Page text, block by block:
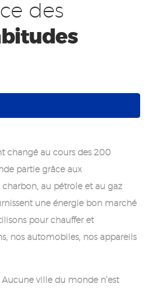
des
changé au cours des 200
partie grâce aux
au pétrole et au gaz
une énergie bon marché
pour chauffer et
nos automobiles, nos appareils
ville du monde n’est